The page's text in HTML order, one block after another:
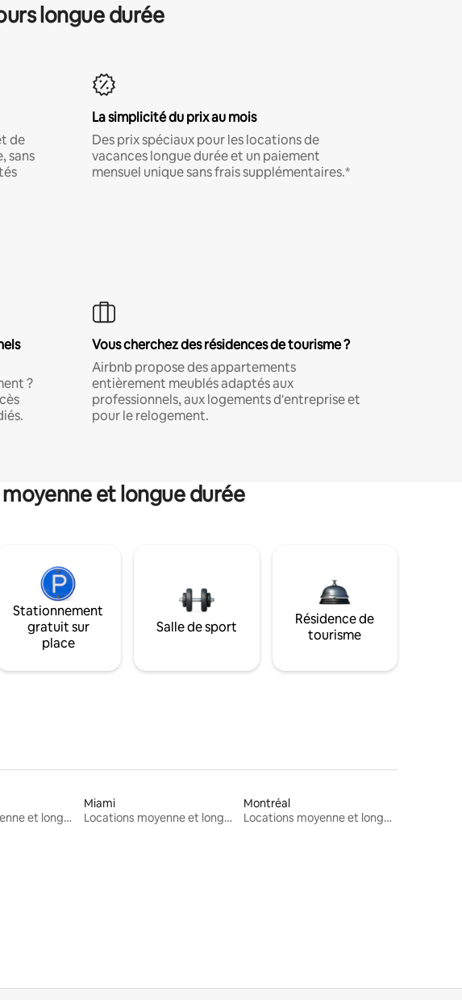
longue durée
de
sans
La simplicité du prix au mois
Des prix spéciaux pour les locations de
vacances longue durée et un paiement
mensuel unique sans frais supplémentaires.*
?
Vous cherchez des résidences de tourisme ?
Airbnb propose des appartements
entièrement meublés adaptés aux
professionnels, aux logements d'entreprise et
pour le relogement.
et longue durée
Stationnement
gratuit sur
place
Salle de sport
Résidence de
tourisme
Locations moyenne et longue durée
Miami
Locations moyenne et longue durée
Montréal
Locations moyenne et longue durée